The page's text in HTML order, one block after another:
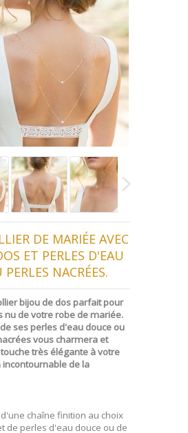
DE MARIÉE AVEC
ET PERLES D'EAU
NACRÉES.
bijou de dos parfait pour
nu de votre robe de mariée.
ses perles d'eau douce ou
vous charmera et
très élégante à votre
incontournable de la
chaîne finition au choix
de perles d'eau douce ou de